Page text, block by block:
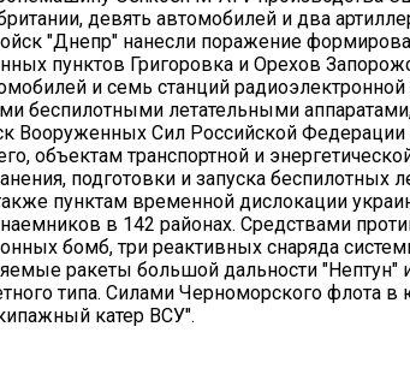
девять автомобилей и два
"Днепр" нанесли поражение
пунктов Григоровка и Орехов
и семь станций
беспилотными летательными
Вооруженных Сил Российской
объектам транспортной и
подготовки и запуска беспилотных
пунктам временной дислокации
в 142 районах. Средствами
бомб, три реактивных снаряда
ракеты большой дальности "Нептун"
типа. Силами Черноморского флота в
катер ВСУ".